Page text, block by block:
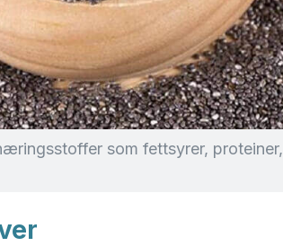
som fettsyrer, proteiner,